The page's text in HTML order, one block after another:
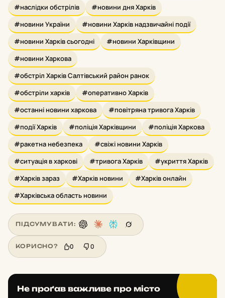
#наслідки обстрілів
#новини дня Харків
#новини України
#новини Харків надзвичайні події
#новини Харків сьогодні
#новини Харківщини
#новини Харкова
#обстріл Харків Салтівський район ранок
#обстріли харків
#оперативно Харків
#останні новини харкова
#повітряна тривога Харків
#події Харків
#поліція Харківщини
#поліція Харкова
#ракетна небезпека
#свіжі новини Харків
#ситуація в харкові
#тривога Харків
#укриття Харків
#Харків зараз
#Харків новини
#Харків онлайн
#Харківська область новини
ПІДСУМУВАТИ:
КОРИСНО? 0 0
Не проґав важливе про місто